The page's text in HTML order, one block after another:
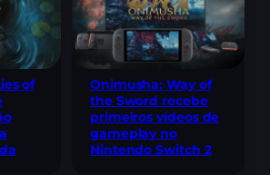
of
Onimusha: Way of
the Sword recebe
primeiros vídeos de
gameplay no
Nintendo Switch 2